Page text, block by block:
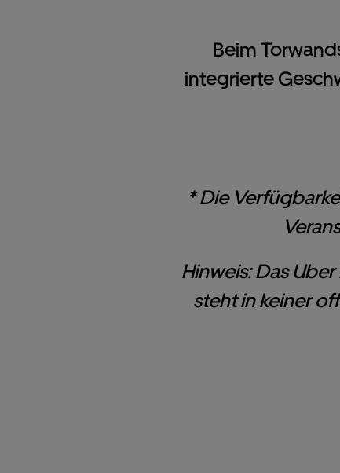
Beim
integrierte
* Die
Hinweis: Das
steht in keiner